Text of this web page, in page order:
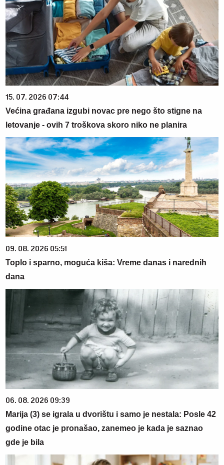
15. 07. 2026 07:44
Većina građana izgubi novac pre nego što stigne na
letovanje - ovih 7 troškova skoro niko ne planira
09. 08. 2026 05:51
Toplo i sparno, moguća kiša: Vreme danas i narednih
dana
06. 08. 2026 09:39
Marija (3) se igrala u dvorištu i samo je nestala: Posle 42
godine otac je pronašao, zanemeo je kada je saznao
gde je bila